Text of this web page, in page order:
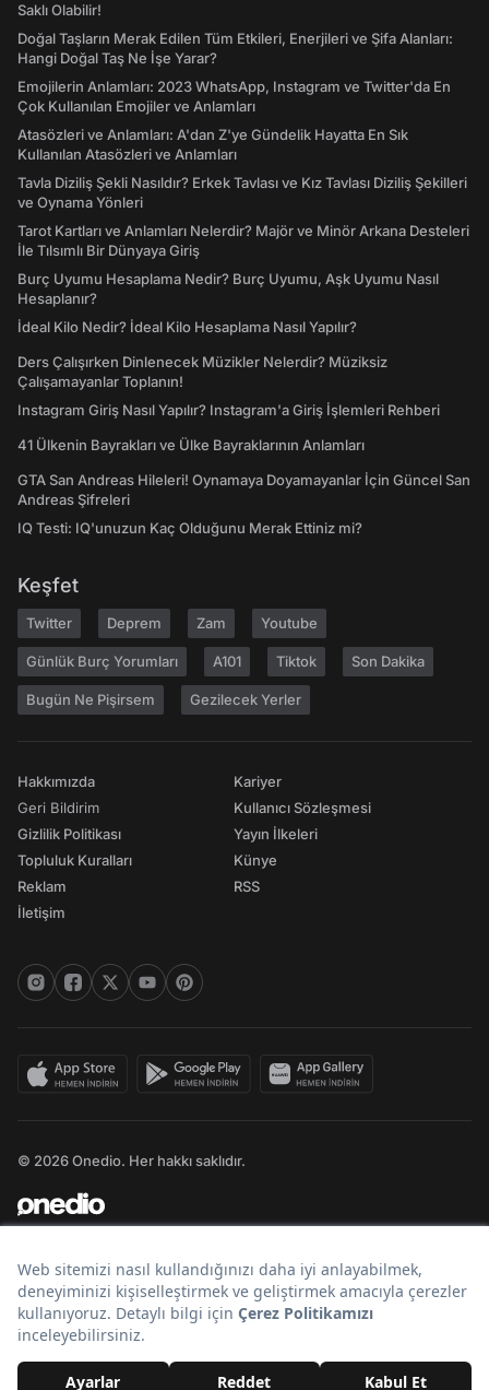
Saklı Olabilir!
Doğal Taşların Merak Edilen Tüm Etkileri, Enerjileri ve Şifa Alanları:
Hangi Doğal Taş Ne İşe Yarar?
Emojilerin Anlamları: 2023 WhatsApp, Instagram ve Twitter'da En
Çok Kullanılan Emojiler ve Anlamları
Atasözleri ve Anlamları: A'dan Z'ye Gündelik Hayatta En Sık
Kullanılan Atasözleri ve Anlamları
Tavla Diziliş Şekli Nasıldır? Erkek Tavlası ve Kız Tavlası Diziliş Şekilleri
ve Oynama Yönleri
Tarot Kartları ve Anlamları Nelerdir? Majör ve Minör Arkana Desteleri
İle Tılsımlı Bir Dünyaya Giriş
Burç Uyumu Hesaplama Nedir? Burç Uyumu, Aşk Uyumu Nasıl
Hesaplanır?
İdeal Kilo Nedir? İdeal Kilo Hesaplama Nasıl Yapılır?
Ders Çalışırken Dinlenecek Müzikler Nelerdir? Müziksiz
Çalışamayanlar Toplanın!
Instagram Giriş Nasıl Yapılır? Instagram'a Giriş İşlemleri Rehberi
41 Ülkenin Bayrakları ve Ülke Bayraklarının Anlamları
GTA San Andreas Hileleri! Oynamaya Doyamayanlar İçin Güncel San
Andreas Şifreleri
IQ Testi: IQ'unuzun Kaç Olduğunu Merak Ettiniz mi?
Keşfet
Twitter Deprem Zam Youtube
Günlük Burç Yorumları A101 Tiktok Son Dakika
Bugün Ne Pişirsem Gezilecek Yerler
Hakkımızda
Geri Bildirim
Gizlilik Politikası
Topluluk Kuralları
Reklam
İletişim
Kariyer
Kullanıcı Sözleşmesi
Yayın İlkeleri
Künye
RSS
© 2026 Onedio. Her hakkı saklıdır.
Bir markasıdır.